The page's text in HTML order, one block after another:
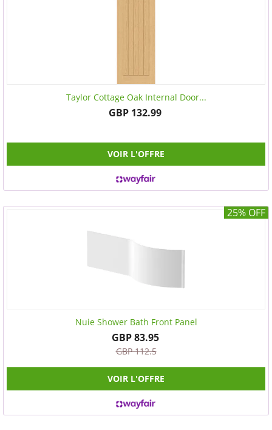
Taylor Cottage Oak Internal Door...
GBP 132.99
VOIR L'OFFRE
25% OFF
Nuie Shower Bath Front Panel
GBP 83.95
GBP 112.5
VOIR L'OFFRE